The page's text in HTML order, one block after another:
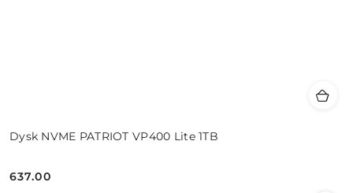
Dysk NVME PATRIOT VP400 Lite 1TB
Cena:
637.00